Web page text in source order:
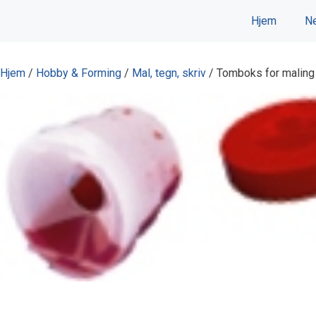
Hjem
Hjem / Hobby & Forming / Mal, tegn, skriv / Tomboks for